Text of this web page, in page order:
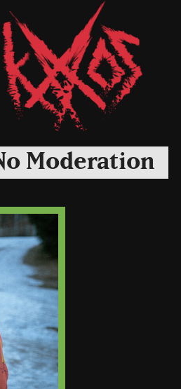
Kaaoszine
Moderation